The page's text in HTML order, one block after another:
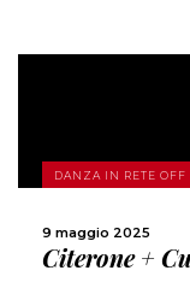
DANZA IN RETE OFF
9 maggio 2025
Citerone +